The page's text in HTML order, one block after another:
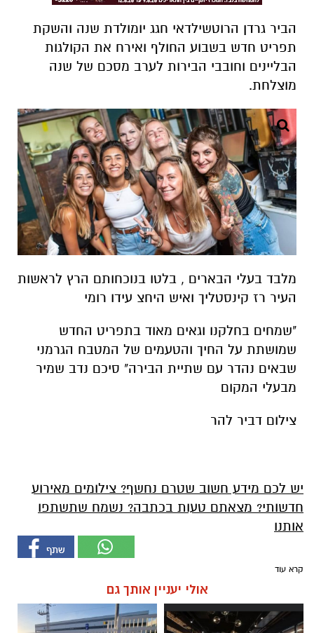
הביר גרדן הרוטשילדאי חגג יומולדת שנה והשקת
תפריט חדש בשבוע החולף ואירח את הקולגות
הבליינים וחובבי הבירות לערב מסכם של שנה
מוצלחת.
מלבד בעלי הבארים , בלטו בנוכחותם הרץ לראשות
העיר רז קינסטליך ואיש היחצ עידו רומי
"שמחים בחלקנו וגאים מאוד בתפריט החדש
שמושתת על החיך והטעמים של המטבח הגרמני
שבאים נהדר עם שתיית הבירה" סיכם נדב שמיר
מבעלי המקום
צילום דביר להר
יש לכם מידע חשוב שטרם נחשף? צילומים מאירוע
חדשותי? מצאתם טעות בכתבה? נשמח שתשתפו
אותנו
קרא עוד
אולי יעניין אותך גם